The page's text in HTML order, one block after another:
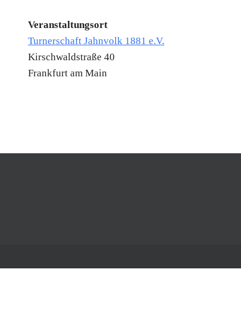
Veranstaltungsort
Turnerschaft Jahnvolk 1881 e.V.
Kirschwaldstraße 40
Frankfurt am Main